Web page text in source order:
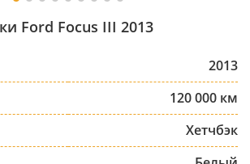
Ford Focus III 2013
2013
120 000 км
Хетчбэк